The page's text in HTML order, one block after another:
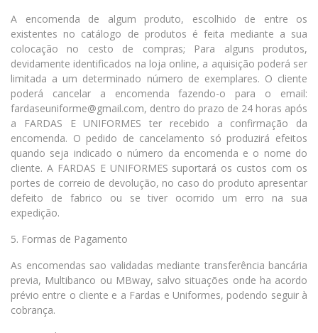
A encomenda de algum produto, escolhido de entre os
existentes no catálogo de produtos é feita mediante a sua
colocação no cesto de compras; Para alguns produtos,
devidamente identificados na loja online, a aquisição poderá ser
limitada a um determinado número de exemplares. O cliente
poderá cancelar a encomenda fazendo-o para o email:
fardaseuniforme@gmail.com, dentro do prazo de 24 horas após
a FARDAS E UNIFORMES ter recebido a confirmação da
encomenda. O pedido de cancelamento só produzirá efeitos
quando seja indicado o número da encomenda e o nome do
cliente. A FARDAS E UNIFORMES suportará os custos com os
portes de correio de devolução, no caso do produto apresentar
defeito de fabrico ou se tiver ocorrido um erro na sua
expedição.
5. Formas de Pagamento
As encomendas sao validadas mediante transferência bancária
previa, Multibanco ou MBway, salvo situações onde ha acordo
prévio entre o cliente e a Fardas e Uniformes, podendo seguir à
cobrança.